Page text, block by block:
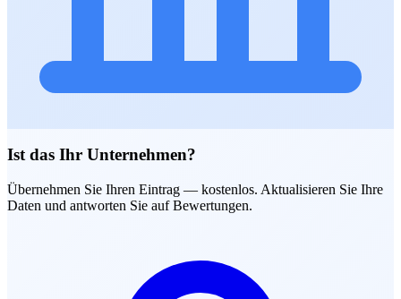
Ist das Ihr Unternehmen?
Übernehmen Sie Ihren Eintrag — kostenlos. Aktualisieren Sie Ihre
Daten und antworten Sie auf Bewertungen.